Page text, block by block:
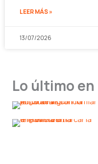
LEER MÁS »
13/07/2026
Lo último